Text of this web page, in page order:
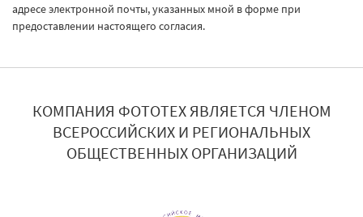
адресе электронной почты, указанных мной в форме при
предоставлении настоящего согласия.
КОМПАНИЯ ФОТОТЕХ ЯВЛЯЕТСЯ ЧЛЕНОМ
ВСЕРОССИЙСКИХ И РЕГИОНАЛЬНЫХ
ОБЩЕСТВЕННЫХ ОРГАНИЗАЦИЙ